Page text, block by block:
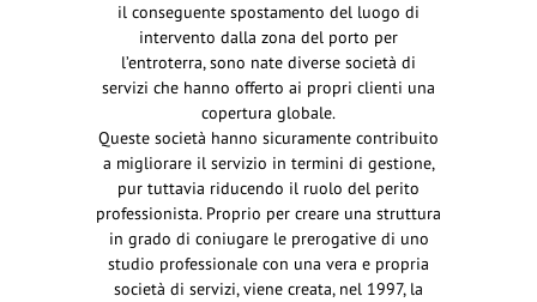
il conseguente spostamento del luogo di
intervento dalla zona del porto per
l’entroterra, sono nate diverse società di
servizi che hanno offerto ai propri clienti una
copertura globale.
Queste società hanno sicuramente contribuito
a migliorare il servizio in termini di gestione,
pur tuttavia riducendo il ruolo del perito
professionista. Proprio per creare una struttura
in grado di coniugare le prerogative di uno
studio professionale con una vera e propria
società di servizi, viene creata, nel 1997, la